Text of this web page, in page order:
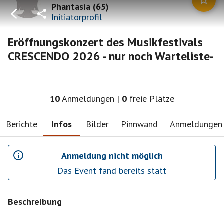
Phantasia(65)
Initiatorprofil
Eröffnungskonzert des Musikfestivals
CRESCENDO 2026 - nur noch Warteliste-
10Anmeldungen | 0 freie Plätze
Berichte Infos Bilder Pinnwand Anmeldungen
Anmeldung nicht möglich
Das Event fand bereits statt
Beschreibung